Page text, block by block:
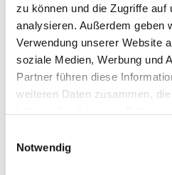
zu können und die Zugriffe auf
analysieren. Außerdem geben
Verwendung unserer Website
soziale Medien, Werbung und
Partner führen diese
weiteren Daten zusammen,
Notwendig